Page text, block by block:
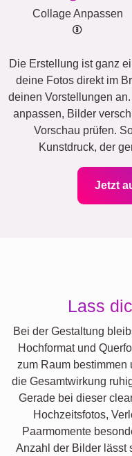
Collage Anpassen
Die Erstellung ist ganz
deine Fotos direkt im
deinen Vorstellungen
anpassen, Bilder
Vorschau prüfen.
Kunstdruck, der
Jetzt
Lass
Bei der Gestaltung
Hochformat und
zum Raum
die Gesamtwirkung
Gerade bei dieser
Hochzeitsfotos,
Paarmomente
Anzahl der Bilder lässt